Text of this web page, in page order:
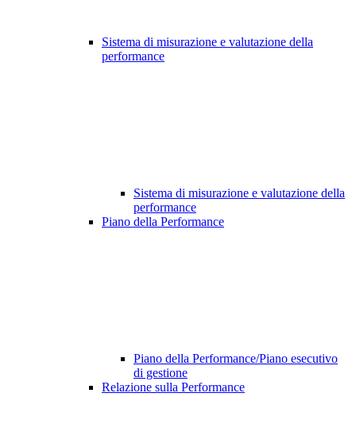
Sistema di misurazione e valutazione della
performance
Sistema di misurazione e valutazione della
performance
Piano della Performance
Piano della Performance/Piano esecutivo
di gestione
Relazione sulla Performance